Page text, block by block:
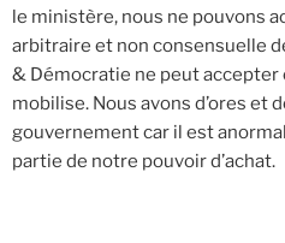
le ministère, nous ne pouvons
arbitraire et non consensuelle
& Démocratie ne peut
mobilise. Nous avons d’ores et
gouvernement car il est
partie de notre pouvoir d’achat.